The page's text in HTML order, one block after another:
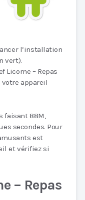
l’installation
vert).
Licorne – Repas
appareil
faisant 88M,
secondes. Pour
est
et vérifiez si
– Repas